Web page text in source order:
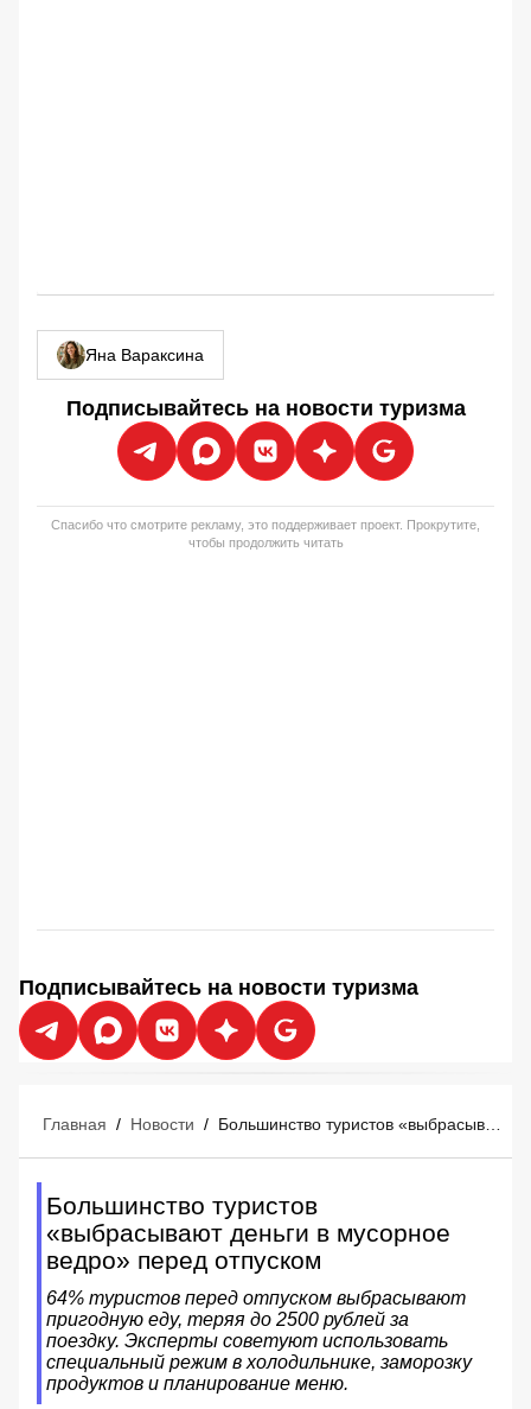
Яна Вараксина
Подписывайтесь на новости туризма
Спасибо что смотрите рекламу, это поддерживает проект. Прокрутите,
чтобы продолжить читать
Подписывайтесь на новости туризма
Главная / Новости /
Большинство туристов
«выбрасывают деньги в мусорное
ведро» перед отпуском
64% туристов перед отпуском выбрасывают
пригодную еду, теряя до 2500 рублей за
поездку. Эксперты советуют использовать
специальный режим в холодильнике, заморозку
продуктов и планирование меню.